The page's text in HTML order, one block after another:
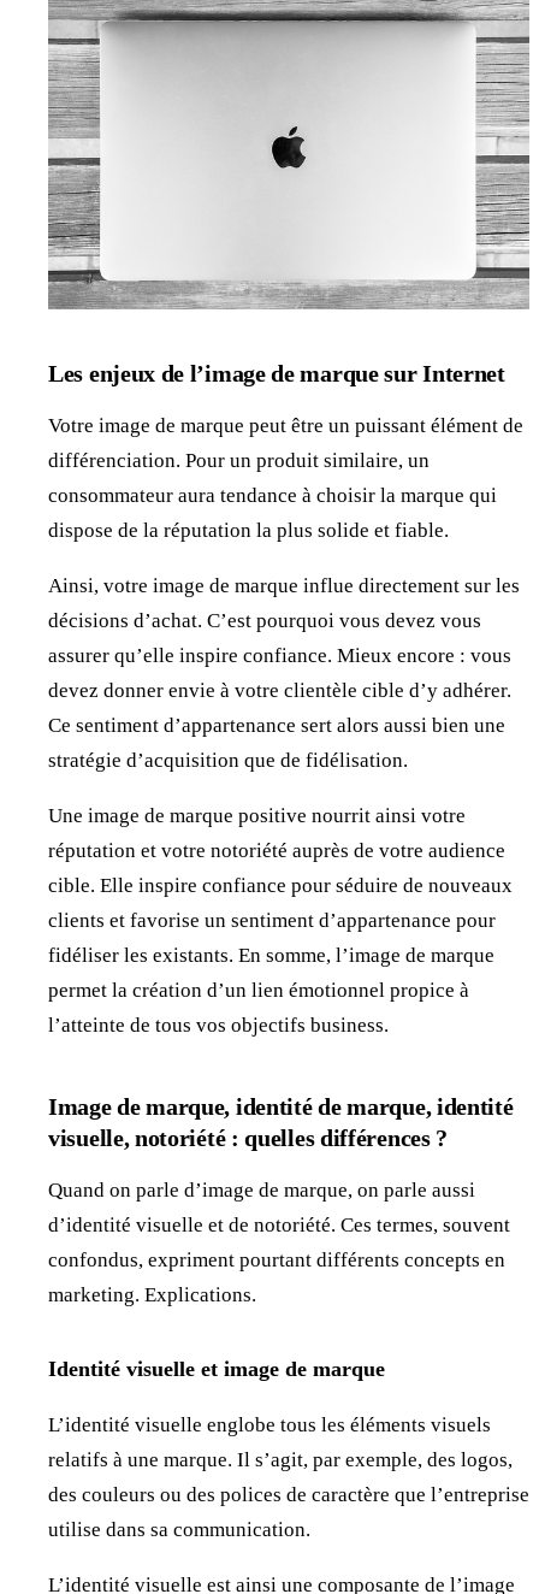
Les enjeux de l’image de marque sur Internet
Votre image de marque peut être un puissant élément de
différenciation. Pour un produit similaire, un
consommateur aura tendance à choisir la marque qui
dispose de la réputation la plus solide et fiable.
Ainsi, votre image de marque influe directement sur les
décisions d’achat. C’est pourquoi vous devez vous
assurer qu’elle inspire confiance. Mieux encore : vous
devez donner envie à votre clientèle cible d’y adhérer.
Ce sentiment d’appartenance sert alors aussi bien une
stratégie d’acquisition que de fidélisation.
Une image de marque positive nourrit ainsi votre
réputation et votre notoriété auprès de votre audience
cible. Elle inspire confiance pour séduire de nouveaux
clients et favorise un sentiment d’appartenance pour
fidéliser les existants. En somme, l’image de marque
permet la création d’un lien émotionnel propice à
l’atteinte de tous vos objectifs business.
Image de marque, identité de marque, identité
visuelle, notoriété : quelles différences ?
Quand on parle d’image de marque, on parle aussi
d’identité visuelle et de notoriété. Ces termes, souvent
confondus, expriment pourtant différents concepts en
marketing. Explications.
Identité visuelle et image de marque
L’identité visuelle englobe tous les éléments visuels
relatifs à une marque. Il s’agit, par exemple, des logos,
des couleurs ou des polices de caractère que l’entreprise
utilise dans sa communication.
L’identité visuelle est ainsi une composante de l’image